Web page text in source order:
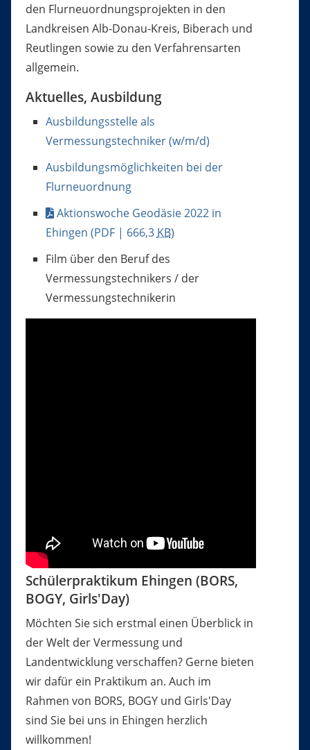
den Flurneuordnungsprojekten in den
Landkreisen Alb-Donau-Kreis, Biberach und
Reutlingen sowie zu den Verfahrensarten
allgemein.
Aktuelles, Ausbildung
Ausbildungsstelle als
Vermessungstechniker (w/m/d)
Ausbildungsmöglichkeiten bei der
Flurneuordnung
Aktionswoche Geodäsie 2022 in
Ehingen (PDF | 666,3 KB)
Film über den Beruf des
Vermessungstechnikers / der
Vermessungstechnikerin
Schülerpraktikum Ehingen (BORS,
BOGY, Girls'Day)
Möchten Sie sich erstmal einen Überblick in
der Welt der Vermessung und
Landentwicklung verschaffen? Gerne bieten
wir dafür ein Praktikum an. Auch im
Rahmen von BORS, BOGY und Girls'Day
sind Sie bei uns in Ehingen herzlich
willkommen!